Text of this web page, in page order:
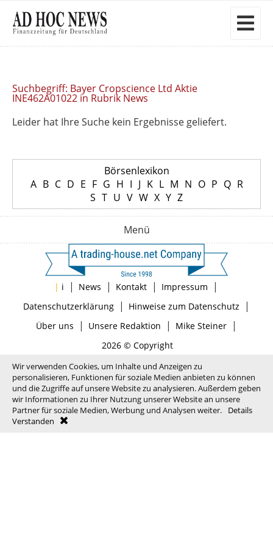
Suchbegriff: Bayer Cropscience Ltd Aktie
INE462A01022 in Rubrik News
Leider hat Ihre Suche kein Ergebnisse geliefert.
Börsenlexikon
A B C D E F G H I J K L M N O P Q R
S T U V W X Y Z
Menü
| i | News | Kontakt | Impressum |
Datenschutzerklärung| Hinweise zum Datenschutz |
Über uns | Unsere Redaktion | Mike Steiner|
2026 © Copyright
Wir verwenden Cookies, um Inhalte und Anzeigen zu
personalisieren, Funktionen für soziale Medien anbieten zu können
und die Zugriffe auf unsere Website zu analysieren. Außerdem geben
wir Informationen zu Ihrer Nutzung unserer Website an unsere
Partner für soziale Medien, Werbung und Analysen weiter.
Details
Verstanden